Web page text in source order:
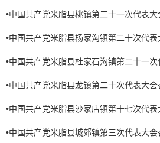
•中国共产党米脂县桃镇第二十一次代表大
•中国共产党米脂县杨家沟镇第二十次代表
•中国共产党米脂县杜家石沟镇第二十一
•中国共产党米脂县龙镇第二十次代表大会
•中国共产党米脂县沙家店镇第十七次代表
•中国共产党米脂县城郊镇第三次代表大会